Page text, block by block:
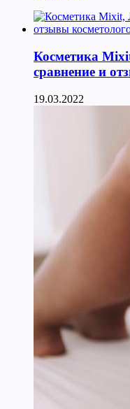
Косметика
сравнение и
19.03.2022